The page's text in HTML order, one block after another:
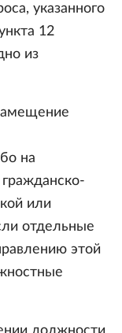
указанного
12
из
на
или
отдельные
этой